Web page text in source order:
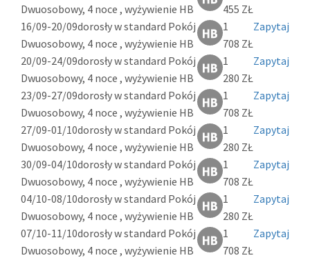
Dwuosobowy, 4 noce , wyżywienie HB
455 ZŁ
16/09-20/09dorosły w standard Pokój
Dwuosobowy, 4 noce , wyżywienie HB
1
708 ZŁ
Zapytaj
20/09-24/09dorosły w standard Pokój
Dwuosobowy, 4 noce , wyżywienie HB
1
280 ZŁ
Zapytaj
23/09-27/09dorosły w standard Pokój
Dwuosobowy, 4 noce , wyżywienie HB
1
708 ZŁ
Zapytaj
27/09-01/10dorosły w standard Pokój
Dwuosobowy, 4 noce , wyżywienie HB
1
280 ZŁ
Zapytaj
30/09-04/10dorosły w standard Pokój
Dwuosobowy, 4 noce , wyżywienie HB
1
708 ZŁ
Zapytaj
04/10-08/10dorosły w standard Pokój
Dwuosobowy, 4 noce , wyżywienie HB
1
280 ZŁ
Zapytaj
07/10-11/10dorosły w standard Pokój
Dwuosobowy, 4 noce , wyżywienie HB
1
708 ZŁ
Zapytaj